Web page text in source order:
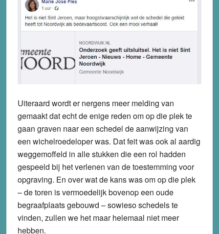
Uiteraard wordt er nergens meer melding van
gemaakt dat echt de enige reden om op die plek te
gaan graven naar een schedel de aanwijzing van
een wichelroedeloper was. Dat feit was ook al aardig
weggemoffeld in alle stukken die een rol hadden
gespeeld bij het verlenen van de toestemming voor
opgraving. En over wat de kans was om op die plek
– de toren is vermoedelijk bovenop een oude
begraafplaats gebouwd – sowieso schedels te
vinden, zullen we het maar helemaal niet meer
hebben.